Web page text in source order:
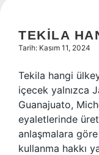
TEKILA
Tarih: Kasım 11, 2024
Tekila hangi
içecek yalnızca
Guanajuato,
eyaletlerinde
anlaşmalara
kullanma hakkı